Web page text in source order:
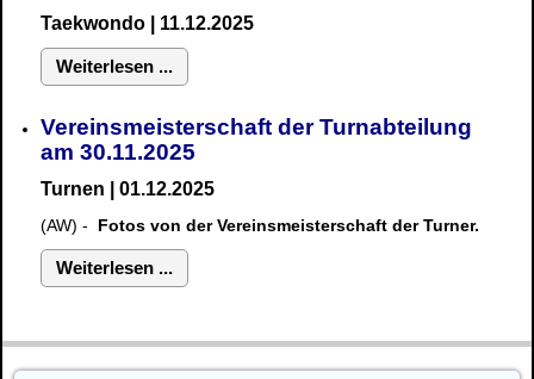
Taekwondo | 11.12.2025
Weiterlesen ...
Vereinsmeisterschaft der Turnabteilung
am 30.11.2025
Turnen | 01.12.2025
(AW) - Fotos von der Vereinsmeisterschaft der Turner.
Weiterlesen ...